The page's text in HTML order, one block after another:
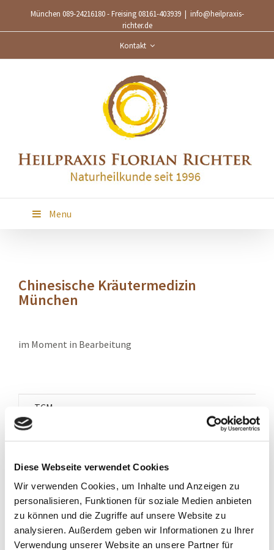
Diese Webseite verwendet Cookies
Wir verwenden Cookies, um Inhalte und Anzeigen zu
personalisieren, Funktionen für soziale Medien anbieten
zu können und die Zugriffe auf unsere Website zu
analysieren. Außerdem geben wir Informationen zu Ihrer
Verwendung unserer Website an unsere Partner für
München 089-24216180 - Freising 08161-403939 | info@heilpraxis-
richter.de
Kontakt
Menu
Chinesische Kräutermedizin
München
im Moment in Bearbeitung
TCM
Chinesische Kräutermedizin
Gua Sha Fa
Ohrakupunktur
Schröpfen